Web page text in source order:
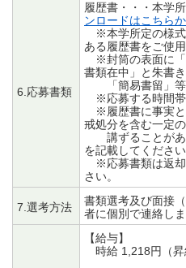
6.応募書類
履歴書・・・本学
ンロードはこちら
※本学所定の様式
ある履歴書をご使用
※封筒の表面に「
書類在中」と朱書き
「簡易書留」等
※応募する時間帯
※履歴書に事実と
戒処分を含む一定
講ずることがあ
を記載してください
※応募書類は返却
さい。
7.選考方法
書類選考及び面接
者に個別で連絡しま
【給与】
時給 1,218円（昇